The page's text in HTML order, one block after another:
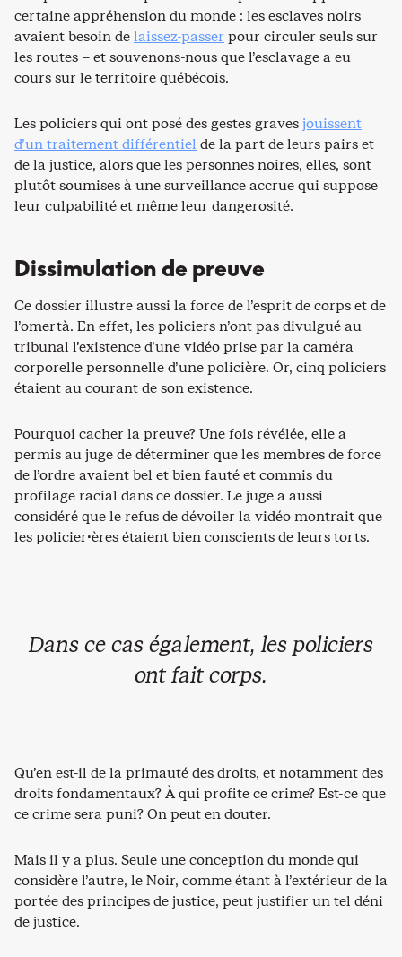
certaine appréhension du monde : les esclaves noirs
avaient besoin delaissez-passer pour circuler seuls sur
les routes – et souvenons-nous que l’esclavage a eu
cours sur le territoire québécois.
Les policiers qui ont posé des gestes gravesjouissent
d’un traitement différentiel de la part de leurs pairs et
de la justice, alors que les personnes noires, elles, sont
plutôt soumises à une surveillance accrue qui suppose
leur culpabilité et même leur dangerosité.
Dissimulation de preuve
Ce dossier illustre aussi la force de l’esprit de corps et de
l’omertà. En effet, les policiers n’ont pas divulgué au
tribunal l’existence d’une vidéo prise par la caméra
corporelle personnelle d’une policière. Or, cinq policiers
étaient au courant de son existence.
Pourquoi cacher la preuve? Une fois révélée, elle a
permis au juge de déterminer que les membres de force
de l’ordre avaient bel et bien fauté et commis du
profilage racial dans ce dossier. Le juge a aussi
considéré que le refus de dévoiler la vidéo montrait que
les policier·ères étaient bien conscients de leurs torts.
Dans ce cas également, les policiers
ont fait corps.
Qu’en est-il de la primauté des droits, et notamment des
droits fondamentaux? À qui profite ce crime? Est-ce que
ce crime sera puni? On peut en douter.
Mais il y a plus. Seule une conception du monde qui
considère l’autre, le Noir, comme étant à l’extérieur de la
portée des principes de justice, peut justifier un tel déni
de justice.